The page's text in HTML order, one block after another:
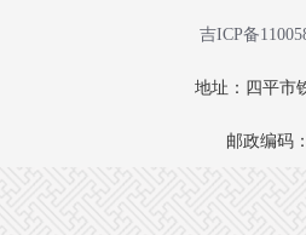
吉ICP备
地址：四平市
邮政编码